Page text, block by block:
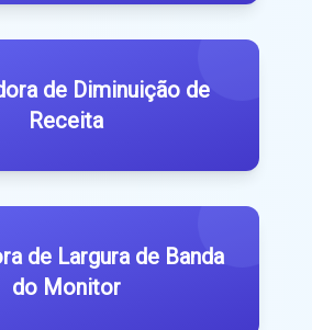
de Diminuição de
Receita
de Largura de Banda
do Monitor